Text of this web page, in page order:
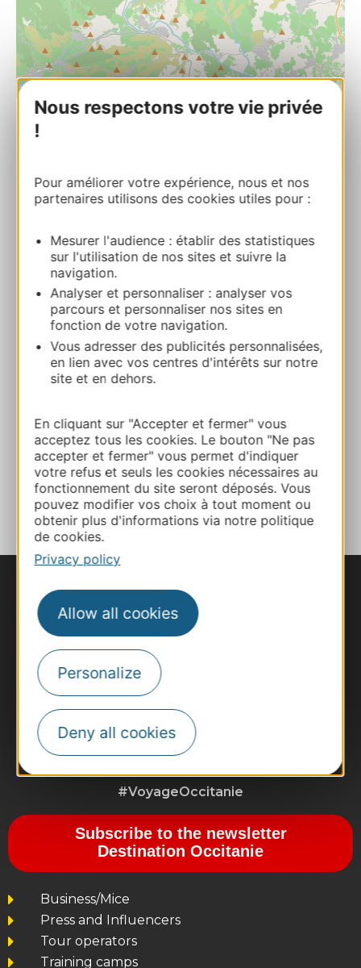
Nous respectons votre vie privée
!
Pour améliorer votre expérience, nous et nos
partenaires utilisons des cookies utiles pour :
Mesurer l'audience : établir des statistiques
sur l'utilisation de nos sites et suivre la
navigation.
Analyser et personnaliser : analyser vos
parcours et personnaliser nos sites en
fonction de votre navigation.
Vous adresser des publicités personnalisées,
en lien avec vos centres d'intérêts sur notre
site et en dehors.
En cliquant sur "Accepter et fermer" vous
acceptez tous les cookies. Le bouton "Ne pas
accepter et fermer" vous permet d'indiquer
votre refus et seuls les cookies nécessaires au
fonctionnement du site seront déposés. Vous
pouvez modifier vos choix à tout moment ou
obtenir plus d'informations via notre politique
de cookies.
Privacy policy
Allow all cookies
Personalize
Deny all cookies
OpenStreetMap contributors
LA GRANGE
DE-LADAREZ
Route & access
+33 4 68 11 40 70
E-mail
Website
ADD TO FAVORITES
#VoyageOccitanie
Subscribe to the newsletter
Destination Occitanie
Business/Mice
Press and Influencers
Tour operators
Training camps